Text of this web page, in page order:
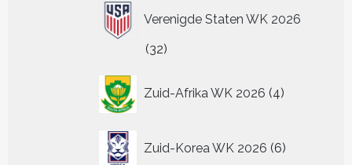
Verenigde Staten WK 2026
3232
Zuid-Afrika WK 2026 4
producten
Zuid-Korea WK 2026 6
producten